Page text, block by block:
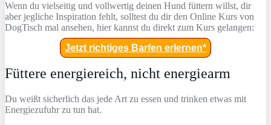
Wenn du vielseitig und vollwertig deinen Hund füttern willst, dir
aber jegliche Inspiration fehlt, solltest du dir den Online Kurs von
DogTisch mal ansehen, hier kannst du direkt zum Kurs gelangen:
Jetzt richtiges Barfen erlernen*
Füttere energiereich, nicht energiearm
Du weißt sicherlich das jede Art zu essen und trinken etwas mit
Energiezufuhr zu tun hat.